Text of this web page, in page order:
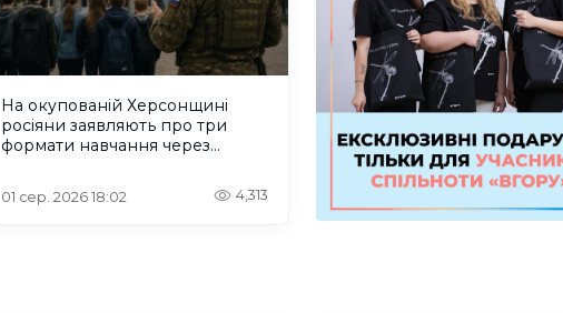
На окупованій Херсонщині
росіяни заявляють про три
формати навчання через
01 сер. 2026 18:02 4,313